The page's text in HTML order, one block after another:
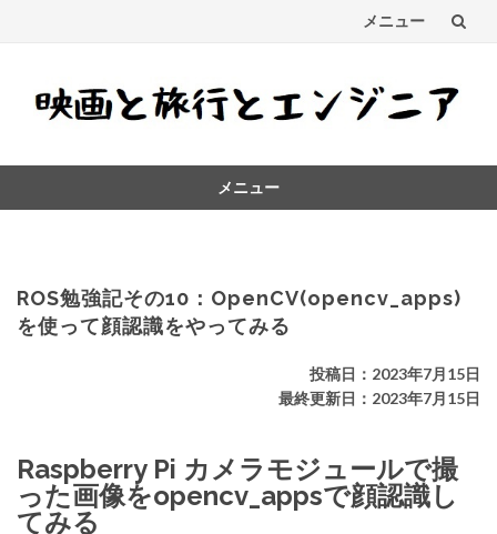
メニュー
ス
メニュー
ROS勉強記その10：OpenCV(opencv_apps)
を使って顔認識をやってみる
投稿日：2023年7月15日
最終更新日：2023年7月15日
Raspberry Pi カメラモジュールで撮
った画像をopencv_appsで顔認識し
てみる